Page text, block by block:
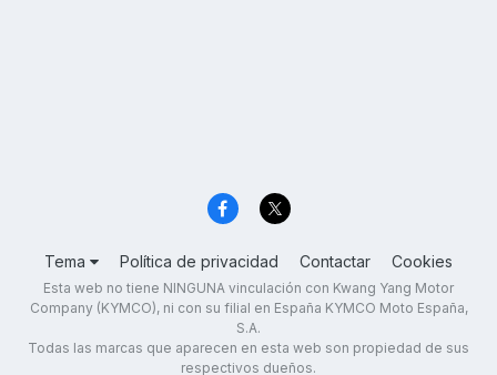
Tema Política de privacidad Contactar Cookies
Esta web no tiene NINGUNA vinculación con Kwang Yang Motor
Company (KYMCO), ni con su filial en España KYMCO Moto España,
S.A.
Todas las marcas que aparecen en esta web son propiedad de sus
respectivos dueños.